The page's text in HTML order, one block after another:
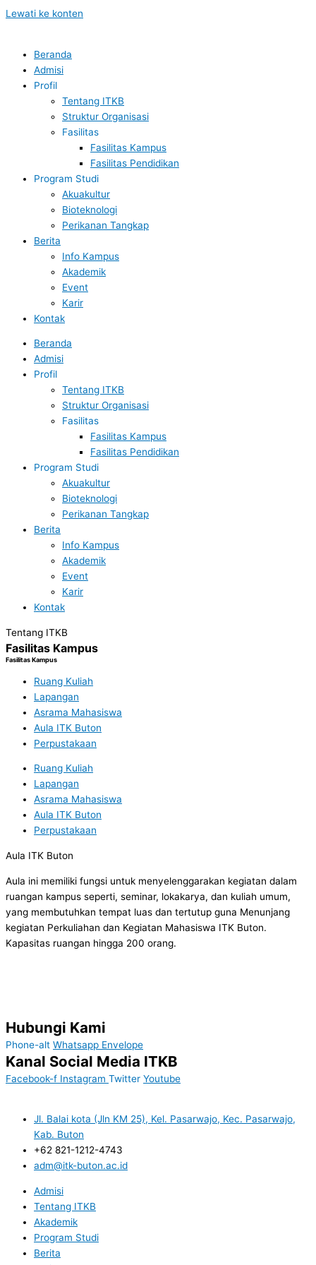
Lewati ke konten
Beranda
Admisi
Profil
Tentang ITKB
Struktur Organisasi
Fasilitas
Fasilitas Kampus
Fasilitas Pendidikan
Program Studi
Akuakultur
Bioteknologi
Perikanan Tangkap
Berita
Info Kampus
Akademik
Event
Karir
Kontak
Beranda
Admisi
Profil
Tentang ITKB
Struktur Organisasi
Fasilitas
Fasilitas Kampus
Fasilitas Pendidikan
Program Studi
Akuakultur
Bioteknologi
Perikanan Tangkap
Berita
Info Kampus
Akademik
Event
Karir
Kontak
Tentang ITKB
Fasilitas Kampus
Fasilitas Kampus
Ruang Kuliah
Lapangan
Asrama Mahasiswa
Aula ITK Buton
Perpustakaan
Ruang Kuliah
Lapangan
Asrama Mahasiswa
Aula ITK Buton
Perpustakaan
Aula ITK Buton
Aula ini memiliki fungsi untuk menyelenggarakan kegiatan dalam
ruangan kampus seperti, seminar, lokakarya, dan kuliah umum,
yang membutuhkan tempat luas dan tertutup guna Menunjang
kegiatan Perkuliahan dan Kegiatan Mahasiswa ITK Buton.
Kapasitas ruangan hingga 200 orang.
Hubungi Kami
Phone-alt Whatsapp Envelope
Kanal Social Media ITKB
Facebook-f Instagram Twitter Youtube
Jl. Balai kota (Jln KM 25), Kel. Pasarwajo, Kec. Pasarwajo,
Kab. Buton
+62 821-1212-4743
adm@itk-buton.ac.id
Admisi
Tentang ITKB
Akademik
Program Studi
Berita